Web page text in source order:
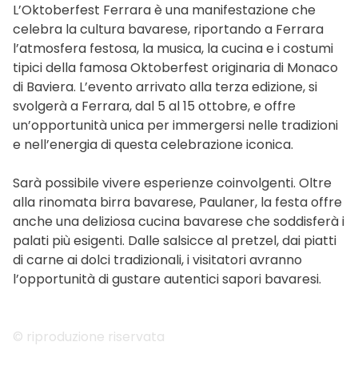
L’Oktoberfest Ferrara è una manifestazione che
celebra la cultura bavarese, riportando a Ferrara
l’atmosfera festosa, la musica, la cucina e i costumi
tipici della famosa Oktoberfest originaria di Monaco
di Baviera. L’evento arrivato alla terza edizione, si
svolgerà a Ferrara, dal 5 al 15 ottobre, e offre
un’opportunità unica per immergersi nelle tradizioni
e nell’energia di questa celebrazione iconica.
Sarà possibile vivere esperienze coinvolgenti. Oltre
alla rinomata birra bavarese, Paulaner, la festa offre
anche una deliziosa cucina bavarese che soddisferà i
palati più esigenti. Dalle salsicce al pretzel, dai piatti
di carne ai dolci tradizionali, i visitatori avranno
l’opportunità di gustare autentici sapori bavaresi.
© riproduzione riservata